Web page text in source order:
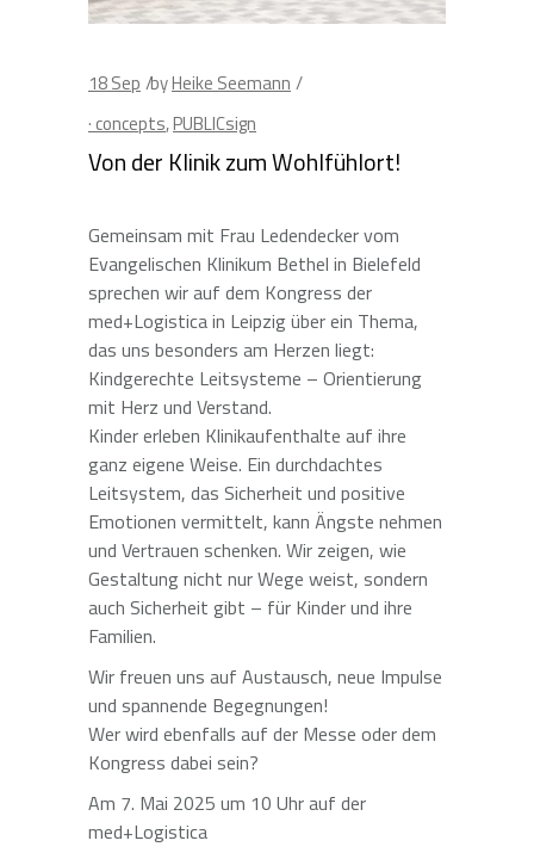
18Sep byHeike Seemann
· concepts,PUBLICsign
Von der Klinik zum Wohlfühlort!
Gemeinsam mit Frau Ledendecker vom
Evangelischen Klinikum Bethel in Bielefeld
sprechen wir auf dem Kongress der
med+Logistica in Leipzig über ein Thema,
das uns besonders am Herzen liegt:
Kindgerechte Leitsysteme – Orientierung
mit Herz und Verstand.
Kinder erleben Klinikaufenthalte auf ihre
ganz eigene Weise. Ein durchdachtes
Leitsystem, das Sicherheit und positive
Emotionen vermittelt, kann Ängste nehmen
und Vertrauen schenken. Wir zeigen, wie
Gestaltung nicht nur Wege weist, sondern
auch Sicherheit gibt – für Kinder und ihre
Familien.
Wir freuen uns auf Austausch, neue Impulse
und spannende Begegnungen!
Wer wird ebenfalls auf der Messe oder dem
Kongress dabei sein?
Am 7. Mai 2025 um 10 Uhr auf der
med+Logistica